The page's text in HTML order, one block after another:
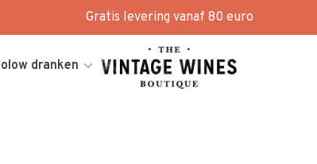
Gratis levering vanaf 80 euro
dranken